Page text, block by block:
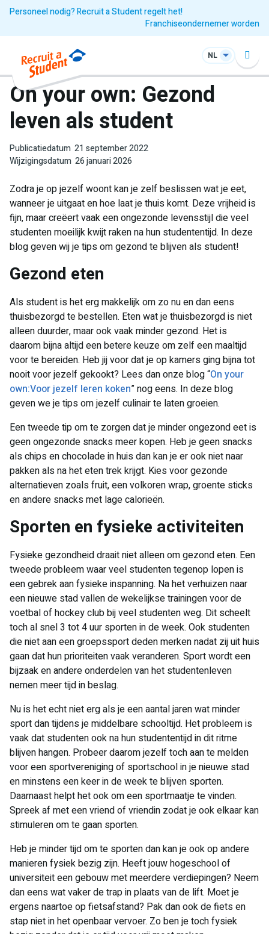
Personeel nodig? Recruit a Student regelt het!
Franchiseondernemer worden
NL
On your own: Gezond
leven als student
Publicatiedatum 21 september 2022
Wijzigingsdatum 26 januari 2026
Zodra je op jezelf woont kan je zelf beslissen wat je eet,
wanneer je uitgaat en hoe laat je thuis komt. Deze vrijheid is
fijn, maar creëert vaak een ongezonde levensstijl die veel
studenten moeilijk kwijt raken na hun studententijd. In deze
blog geven wij je tips om gezond te blijven als student!
Gezond eten​
Als student is het erg makkelijk om zo nu en dan eens
thuisbezorgd te bestellen. Eten wat je thuisbezorgd is niet
alleen duurder, maar ook vaak minder gezond. Het is
daarom bijna altijd een betere keuze om zelf een maaltijd
voor te bereiden. Heb jij voor dat je op kamers ging bijna tot
nooit voor jezelf gekookt? Lees dan onze blog “On your
own:Voor jezelf leren koken” nog eens. In deze blog
geven we je tips om jezelf culinair te laten groeien.
Een tweede tip om te zorgen dat je minder ongezond eet is
geen ongezonde snacks meer kopen. Heb je geen snacks
als chips en chocolade in huis dan kan je er ook niet naar
pakken als na het eten trek krijgt. Kies voor gezonde
alternatieven zoals fruit, een volkoren wrap, groente sticks
en andere snacks met lage calorieën.
Sporten en fysieke activiteiten​
Fysieke gezondheid draait niet alleen om gezond eten. Een
tweede probleem waar veel studenten tegenop lopen is
een gebrek aan fysieke inspanning. Na het verhuizen naar
een nieuwe stad vallen de wekelijkse trainingen voor de
voetbal of hockey club bij veel studenten weg. Dit scheelt
toch al snel 3 tot 4 uur sporten in de week. Ook studenten
die niet aan een groepssport deden merken nadat zij uit huis
gaan dat hun prioriteiten vaak veranderen. Sport wordt een
bijzaak en andere onderdelen van het studentenleven
nemen meer tijd in beslag.
Nu is het echt niet erg als je een aantal jaren wat minder
sport dan tijdens je middelbare schooltijd. Het probleem is
vaak dat studenten ook na hun studententijd in dit ritme
blijven hangen. Probeer daarom jezelf toch aan te melden
voor een sportvereniging of sportschool in je nieuwe stad
en minstens een keer in de week te blijven sporten.
Daarnaast helpt het ook om een sportmaatje te vinden.
Spreek af met een vriend of vriendin zodat je ook elkaar kan
stimuleren om te gaan sporten.
Heb je minder tijd om te sporten dan kan je ook op andere
manieren fysiek bezig zijn. Heeft jouw hogeschool of
universiteit een gebouw met meerdere verdiepingen? Neem
dan eens wat vaker de trap in plaats van de lift. Moet je
ergens naartoe op fietsafstand? Pak dan ook de fiets en
stap niet in het openbaar vervoer. Zo ben je toch fysiek